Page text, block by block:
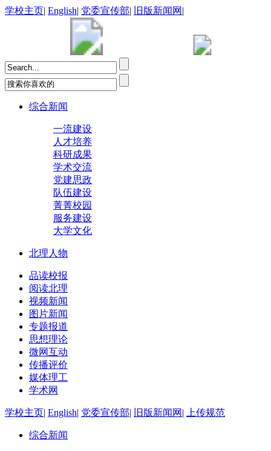
学校主页| English| 党委宣传部| 旧版新闻网 |
综合新闻
一流建设
人才培养
科研成果
学术交流
党建思政
队伍建设
菁菁校园
服务建设
大学文化
北理人物
品读校报
阅读北理
视频新闻
图片新闻
专题报道
思想理论
微网互动
传播评价
媒体理工
学术网
学校主页| English| 党委宣传部| 旧版新闻网 | 上传规范
综合新闻